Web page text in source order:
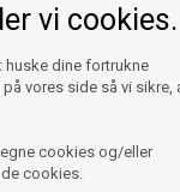
vi cookies.
dine fortrukne
vores side så vi sikre,
cookies og/eller
cookies.